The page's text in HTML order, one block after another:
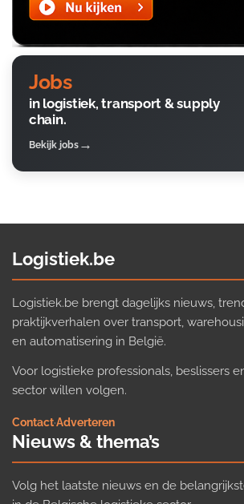
Jobs
in logistiek, transport & supply
chain.
Bekijk jobs
Logistiek.be
Logistiek.be brengt dagelijks nieuws,
praktijkverhalen over transport,
en automatisering in België.
Voor logistieke professionals, beslissers
sector willen volgen.
Contact·Adverteren
Nieuws & thema’s
Volg het laatste nieuws en de